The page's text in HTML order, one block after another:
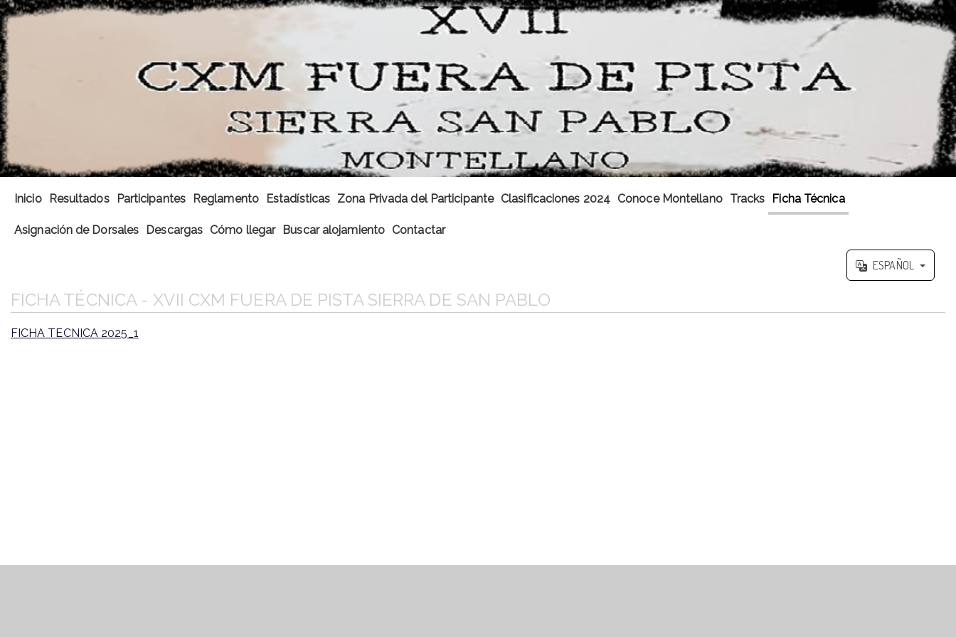
Inicio Resultados Participantes Reglamento Estadísticas Zona Privada del Participante Clasificaciones 2024 Conoce Montellano Tracks Ficha Técnica
Asignación de Dorsales Descargas Cómo llegar Buscar alojamiento Contactar
ESPAÑOL
FICHA TÉCNICA - XVII CXM FUERA DE PISTA SIERRA DE SAN PABLO
FICHA TECNICA 2025_1